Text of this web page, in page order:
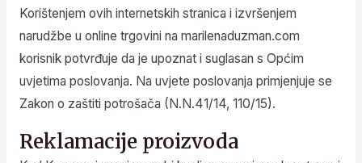
Korištenjem ovih internetskih stranica i izvršenjem
narudžbe u online trgovini na marilenaduzman.com
korisnik potvrđuje da je upoznat i suglasan s Općim
uvjetima poslovanja. Na uvjete poslovanja primjenjuje se
Zakon o zaštiti potrošača (N.N.41/14, 110/15).
Reklamacije proizvoda